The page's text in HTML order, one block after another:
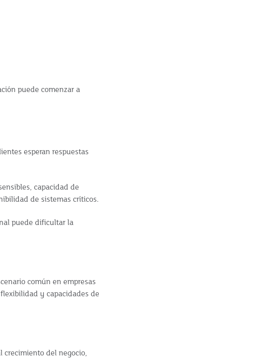
puede comenzar a
esperan respuestas
capacidad de
de sistemas críticos.
puede dificultar la
común en empresas
y capacidades de
crecimiento del negocio,